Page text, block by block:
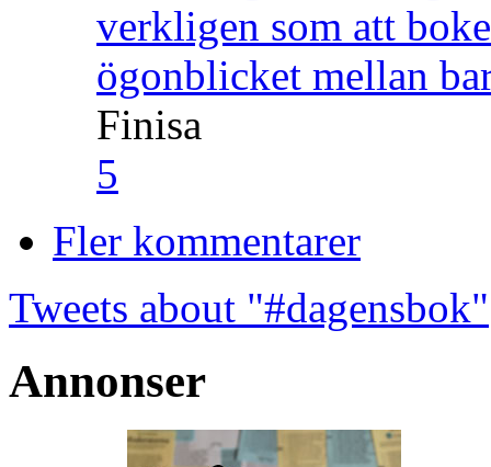
verkligen som att
ögonblicket mellan
Finisa
5
Fler kommentarer
Tweets about "#dagensbok"
Annonser